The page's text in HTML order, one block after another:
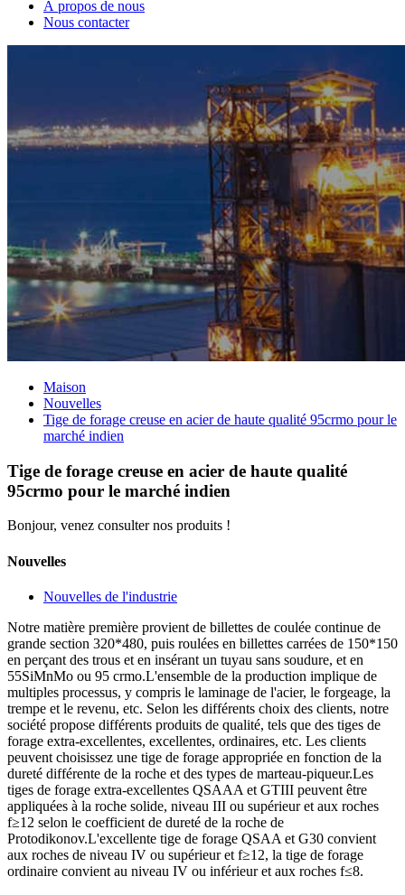
À propos de nous
Nous contacter
Maison
Nouvelles
Tige de forage creuse en acier de haute qualité 95crmo pour le
marché indien
Tige de forage creuse en acier de haute qualité
95crmo pour le marché indien
Bonjour, venez consulter nos produits !
Nouvelles
Nouvelles de l'industrie
Notre matière première provient de billettes de coulée continue de
grande section 320*480, puis roulées en billettes carrées de 150*150
en perçant des trous et en insérant un tuyau sans soudure, et en
55SiMnMo ou 95 crmo.L'ensemble de la production implique de
multiples processus, y compris le laminage de l'acier, le forgeage, la
trempe et le revenu, etc. Selon les différents choix des clients, notre
société propose différents produits de qualité, tels que des tiges de
forage extra-excellentes, excellentes, ordinaires, etc. Les clients
peuvent choisissez une tige de forage appropriée en fonction de la
dureté différente de la roche et des types de marteau-piqueur.Les
tiges de forage extra-excellentes QSAAA et GTIII peuvent être
appliquées à la roche solide, niveau III ou supérieur et aux roches
f≥12 selon le coefficient de dureté de la roche de
Protodikonov.L'excellente tige de forage QSAA et G30 convient
aux roches de niveau IV ou supérieur et f≥12, la tige de forage
ordinaire convient au niveau IV ou inférieur et aux roches f≤8.